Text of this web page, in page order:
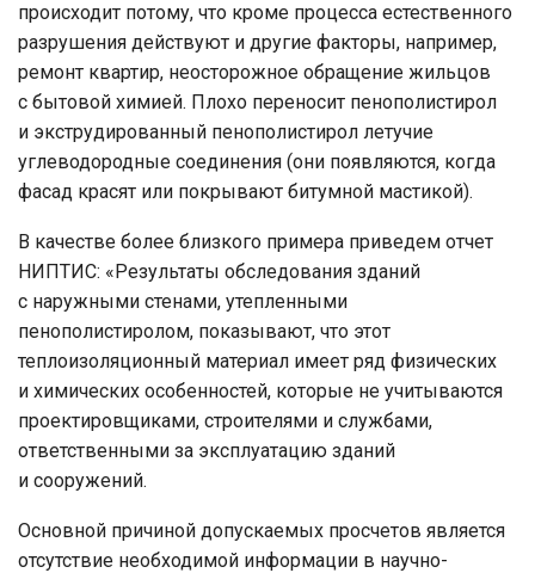
происходит потому, что кроме процесса естественного
разрушения действуют и другие факторы, например,
ремонт квартир, неосторожное обращение жильцов
с бытовой химией. Плохо переносит пенополистирол
и экструдированный пенополистирол летучие
углеводородные соединения (они появляются, когда
фасад красят или покрывают битумной мастикой).
В качестве более близкого примера приведем отчет
НИПТИС: «Результаты обследования зданий
с наружными стенами, утепленными
пенополистиролом, показывают, что этот
теплоизоляционный материал имеет ряд физических
и химических особенностей, которые не учитываются
проектировщиками, строителями и службами,
ответственными за эксплуатацию зданий
и сооружений.
Основной причиной допускаемых просчетов является
отсутствие необходимой информации в научно-